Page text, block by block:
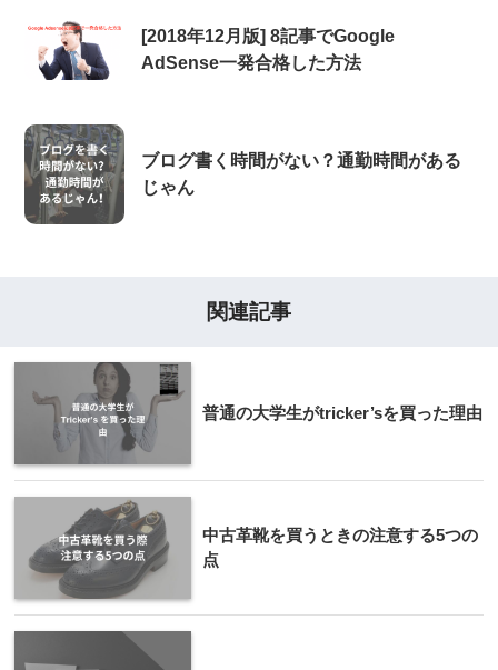
[2018年12月版] 8記事でGoogle
AdSense一発合格した方法
ブログ書く時間がない？通勤時間がある
じゃん
関連記事
普通の大学生がtricker’sを買った理由
中古革靴を買うときの注意する5つの
点